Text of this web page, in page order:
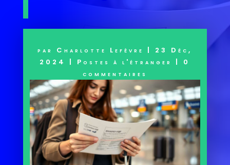
par Charlotte Lefèvre | 23 Déc,
2024
| Postes à l'étranger | 0
commentaires